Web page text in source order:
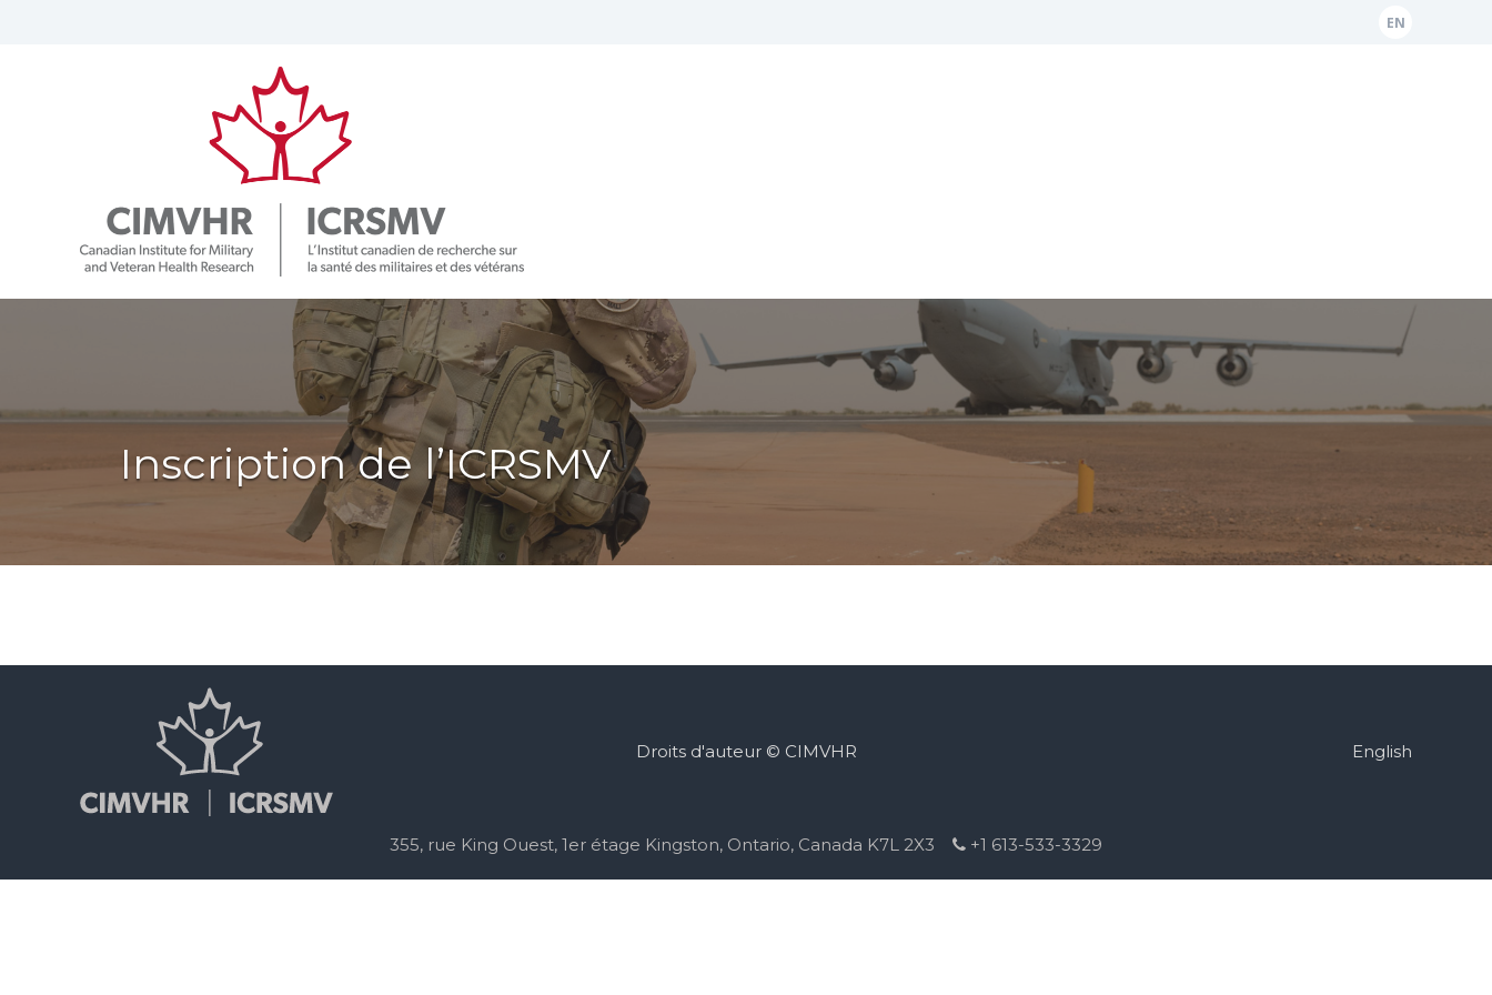
Inscription de l’ICRSMV
Droits d'auteur © CIMVHR English
355, rue King Ouest, 1er étage Kingston, Ontario, Canada K7L 2X3 +1 613-533-3329